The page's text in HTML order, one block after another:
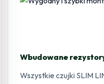
Wbudowane
Wszystkie czujki SLIM